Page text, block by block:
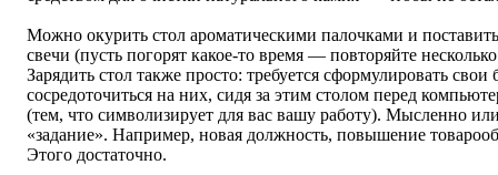
Можно окурить стол ароматическими палочками и
свечи (пусть погорят какое-то время — повторяйте
Зарядить стол также просто: требуется сформулировать свои
сосредоточиться на них, сидя за этим столом перед
(тем, что символизирует для вас вашу работу). Мысленно или
«задание». Например, новая должность, повышение
Этого достаточно.